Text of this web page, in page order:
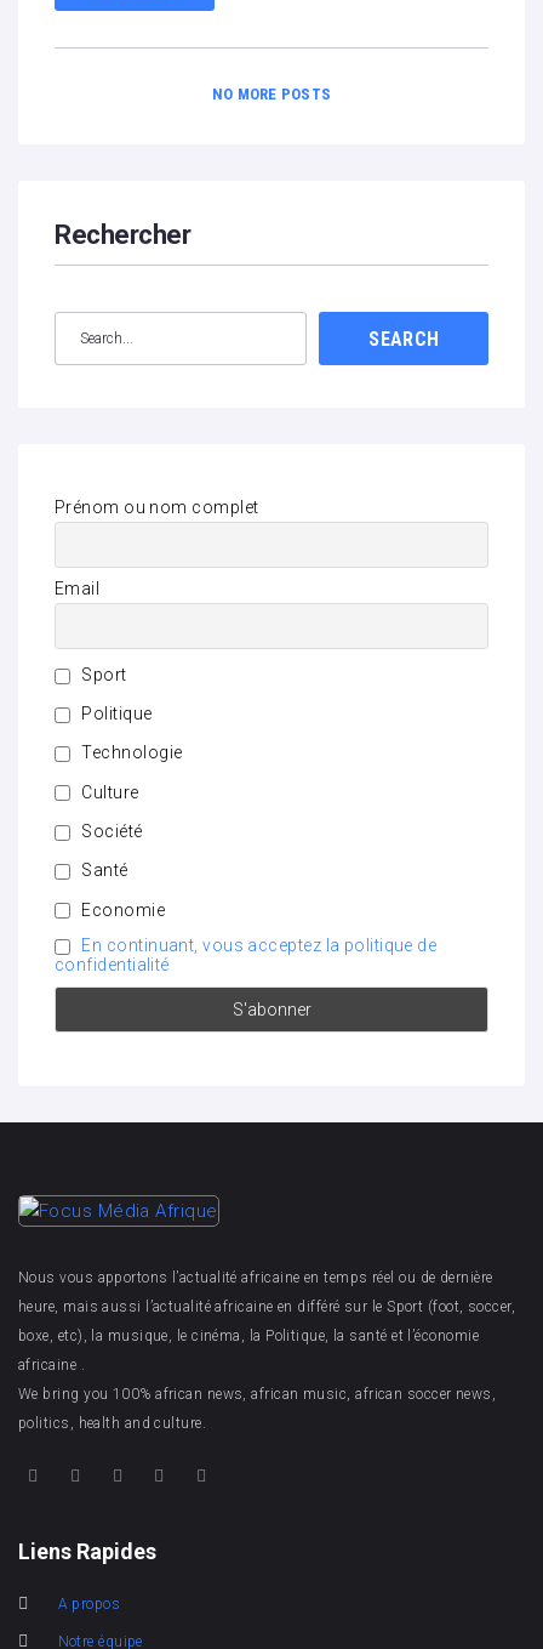
NO MORE POSTS
Rechercher
SEARCH
Prénom ou nom complet
Email
Sport
Politique
Technologie
Culture
Société
Santé
Economie
En continuant, vous acceptez la politique de
confidentialité
Nous vous apportons l’actualité africaine en temps réel ou de dernière
heure, mais aussi l’actualité africaine en différé sur le Sport (foot, soccer,
boxe, etc), la musique, le cinéma, la Politique, la santé et l’économie
africaine .
We bring you 100% african news, african music, african soccer news,
politics, health and culture.
Liens Rapides
A propos
Notre équipe